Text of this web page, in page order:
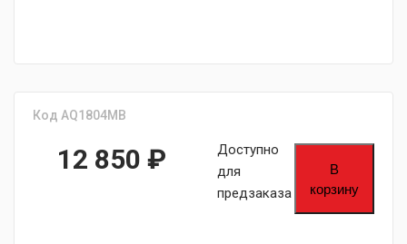
Код AQ1804MB
12 850 ₽
Доступно
для
предзаказа
В
корзину